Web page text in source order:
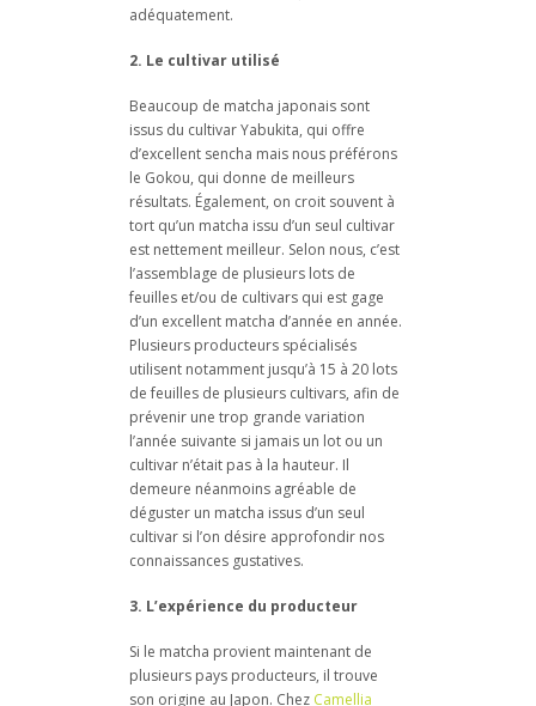
adéquatement.
2. Le cultivar utilisé
Beaucoup de matcha japonais sont
issus du cultivar Yabukita, qui offre
d’excellent sencha mais nous préférons
le Gokou, qui donne de meilleurs
résultats. Également, on croit souvent à
tort qu’un matcha issu d’un seul cultivar
est nettement meilleur. Selon nous, c’est
l’assemblage de plusieurs lots de
feuilles et/ou de cultivars qui est gage
d’un excellent matcha d’année en année.
Plusieurs producteurs spécialisés
utilisent notamment jusqu’à 15 à 20 lots
de feuilles de plusieurs cultivars, afin de
prévenir une trop grande variation
l’année suivante si jamais un lot ou un
cultivar n’était pas à la hauteur. Il
demeure néanmoins agréable de
déguster un matcha issus d’un seul
cultivar si l’on désire approfondir nos
connaissances gustatives.
3. L’expérience du producteur
Si le matcha provient maintenant de
plusieurs pays producteurs, il trouve
son origine au Japon. Chez Camellia